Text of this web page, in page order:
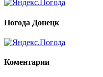
Погода Донецк
Коментарии